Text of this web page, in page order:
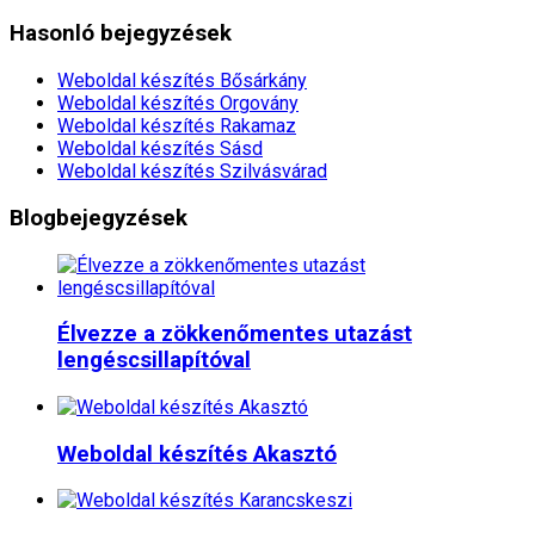
Hasonló bejegyzések
Weboldal készítés​ Bősárkány
Weboldal készítés​ Orgovány
Weboldal készítés​ Rakamaz
Weboldal készítés​ Sásd
Weboldal készítés​ Szilvásvárad
Blogbejegyzések
Élvezze a zökkenőmentes utazást
lengéscsillapítóval
Weboldal készítés​ Akasztó